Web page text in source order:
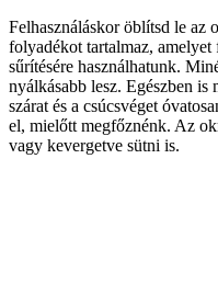
Felhasználáskor öblítsd le az
folyadékot tartalmaz,
sűrítésére használhatunk.
nyálkásabb lesz. Egészben
szárat és a csúcsvéget
el, mielőtt megfőznénk. Az
vagy kevergetve sütni is.